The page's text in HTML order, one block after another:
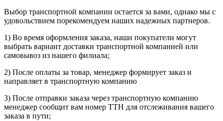
Выбор транспортной компании остается за вами, однако мы с
удовольствием порекомендуем наших надежных партнеров.
1) Во время оформления заказа, наши покупатели могут
выбрать вариант доставки транспортной компанией или
самовывоз из нашего филиала;
2) После оплаты за товар, менеджер формирует заказ и
направляет в транспортную компанию
3) После отправки заказа через транспортную компанию
менеджер сообщит вам номер ТТН для отслеживания вашего
заказа в пути;